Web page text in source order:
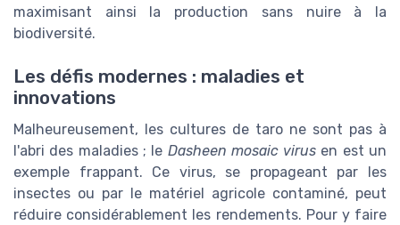
maximisant ainsi la production sans nuire à la
biodiversité.
Les défis modernes : maladies et
innovations
Malheureusement, les cultures de taro ne sont pas à
l'abri des maladies ; le Dasheen mosaic virus en est un
exemple frappant. Ce virus, se propageant par les
insectes ou par le matériel agricole contaminé, peut
réduire considérablement les rendements. Pour y faire